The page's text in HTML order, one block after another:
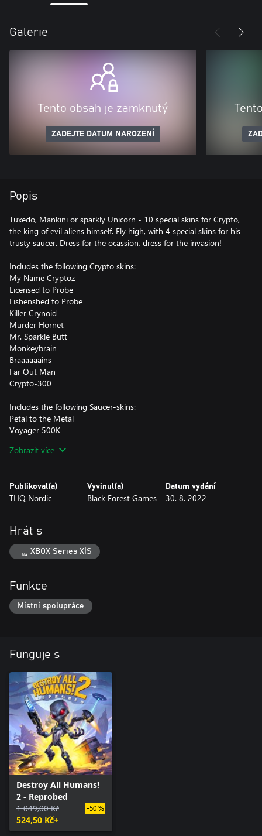
Galerie
Tento obsah je zamknutý
ZADEJTE DATUM NAROZENÍ
Popis
Tuxedo, Mankini or sparkly Unicorn - 10 special skins for Crypto,
the king of evil aliens himself. Fly high, with 4 special skins for his
trusty saucer. Dress for the ocassion, dress for the invasion!
Includes the following Crypto skins:
My Name Cryptoz
Licensed to Probe
Lishenshed to Probe
Killer Crynoid
Murder Hornet
Mr. Sparkle Butt
Monkeybrain
Braaaaaains
Far Out Man
Crypto-300
Includes the following Saucer-skins:
Petal to the Metal
Voyager 500K
Utsuro-bune
Zobrazit více
Publikoval(a)
THQ Nordic
Vyvinul(a)
Black Forest Games
Datum vydání
30. 8. 2022
Hrát s
XBOX Series X|S
Funkce
Místní spolupráce
Funguje s
Destroy All Humans!
2 - Reprobed
1 049,00 Kč
524,50 Kč+
-50 %